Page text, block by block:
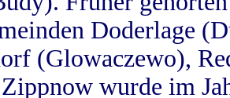
Doderlage
(Glowaczewo),
wurde im